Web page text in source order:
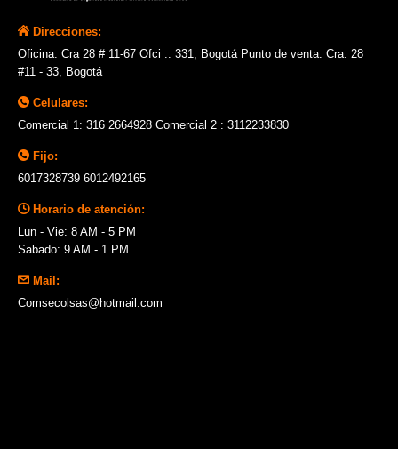
Direcciones:
Oficina: Cra 28 # 11-67 Ofci .: 331, Bogotá Punto de venta: Cra. 28
#11 - 33, Bogotá
Celulares:
Comercial 1: 316 2664928 Comercial 2 : 3112233830
Fijo:
6017328739 6012492165
Horario de atención:
Lun - Vie: 8 AM - 5 PM
Sabado: 9 AM - 1 PM
Mail:
Comsecolsas@hotmail.com